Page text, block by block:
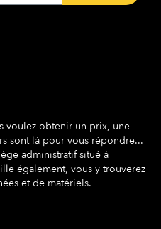
voulez obtenir un prix, une
sont là pour vous répondre...
administratif situé à
également, vous y trouverez
et de matériels.